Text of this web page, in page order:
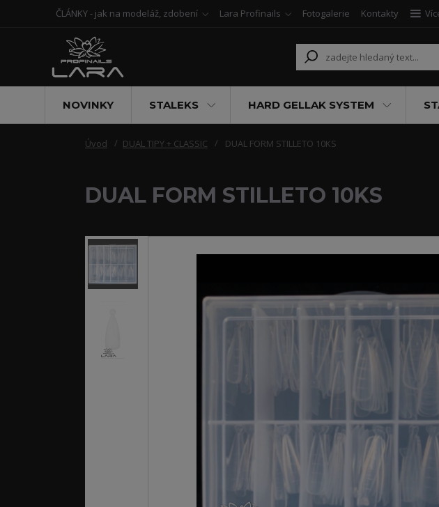
ČLÁNKY - jak na modeláž, zdobení Lara Profinails Fotogalerie Kontakty
NOVINKY STALEKS HARD GELLAK SYSTEM
Úvod DUAL TIPY + CLASSIC DUAL FORM STILLETO 10KS
DUAL FORM STILLETO 10KS